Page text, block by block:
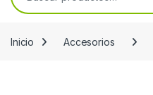
Inicio Accesorios